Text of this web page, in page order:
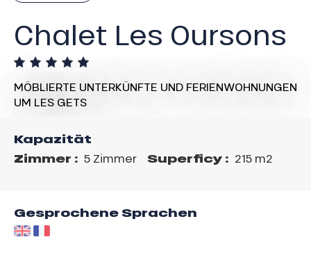
Chalet Les Oursons
MÖBLIERTE UNTERKÜNFTE UND FERIENWOHNUNGEN
UM LES GETS
Kapazität
Zimmer : 5 Zimmer Superficy : 215 m2
Gesprochene Sprachen